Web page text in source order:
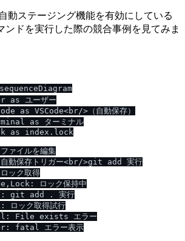
動ステージング機能を有効にしている
ンドを実行した際の競合事例を見てみま
sequenceDiagram
as ユーザー
as VSCode<br/>（自動保存）
as ターミナル
as index.lock
イルを編集
動保存トリガー<br/>git add 実行
ック取得
ロック保持中
git add . 実行
ロック取得試行
File exists エラー